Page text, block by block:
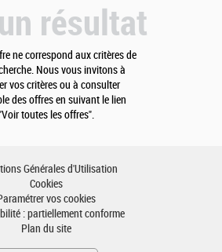
résultat
ne correspond aux critères de
Nous vous invitons à
vos critères ou à consulter
des offres en suivant le lien
toutes les offres".
Générales d'Utilisation
Cookies
vos cookies
: partiellement conforme
Plan du site